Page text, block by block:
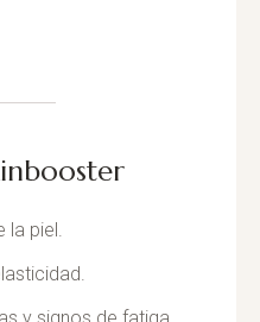
la piel.